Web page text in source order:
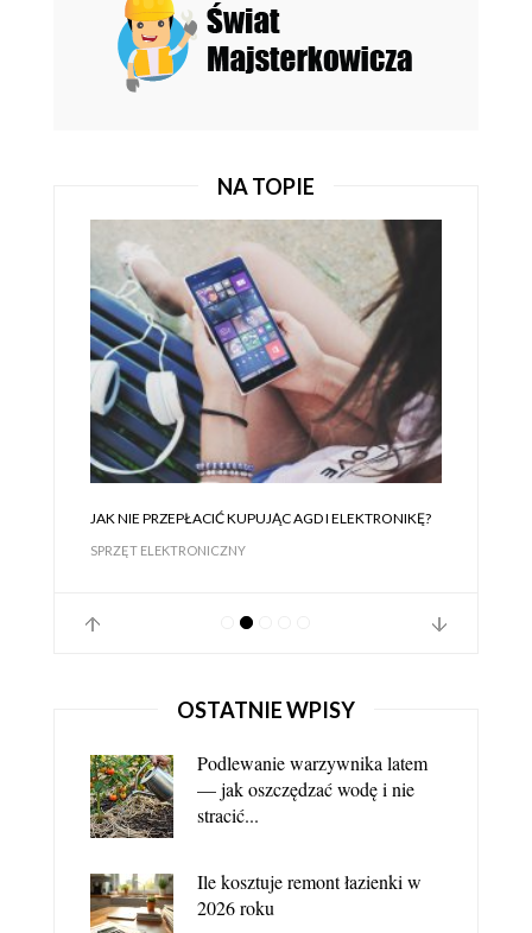
NA TOPIE
SPRZĘT ELEKTRONICZNY
JAK NIE PRZEPŁACIĆ KUPUJĄC AGD I ELEKTRONIKĘ?
SPRZĘT ELEKTRONICZNY
JAK TANIO KUPIĆ NARZĘDZIA?
NARZĘDZIA I AKCESORIA BUDOWLANE
OSTATNIE WPISY
Podlewanie warzywnika latem
— jak oszczędzać wodę i nie
stracić...
Ile kosztuje remont łazienki w
2026 roku